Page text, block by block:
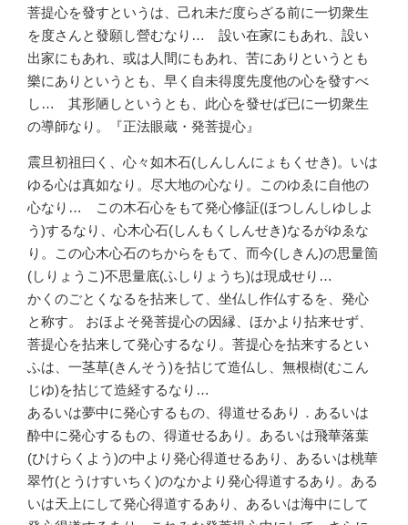
菩提心を發すというは、己れ未だ度らざる前に一切衆生
を度さんと發願し營むなり… 設い在家にもあれ、設い
出家にもあれ、或は人間にもあれ、苦にありというとも
樂にありというとも、早く自未得度先度他の心を發すべ
し… 其形陋しというとも、此心を發せば已に一切衆生
の導師なり。『正法眼蔵・発菩提心』
震旦初祖曰く、心々如木石(しんしんにょもくせき)。いは
ゆる心は真如なり。尽大地の心なり。このゆゑに自他の
心なり… この木石心をもて発心修証(ほつしんしゆしよ
う)するなり、心木心石(しんもくしんせき)なるがゆゑな
り。この心木心石のちからをもて、而今(しきん)の思量箇
(しりょうこ)不思量底(ふしりょうち)は現成せり…
かくのごとくなるを拈来して、坐仏し作仏するを、発心
と称す。 おほよそ発菩提心の因縁、ほかより拈来せず、
菩提心を拈来して発心するなり。菩提心を拈来するとい
ふは、一茎草(きんそう)を拈じて造仏し、無根樹(むこん
じゆ)を拈じて造経するなり…
あるいは夢中に発心するもの、得道せるあり．あるいは
酔中に発心するもの、得道せるあり。あるいは飛華落葉
(ひけらくよう)の中より発心得道せるあり、あるいは桃華
翠竹(とうけすいちく)のなかより発心得道するあり。ある
いは天上にして発心得道するあり、あるいは海中にして